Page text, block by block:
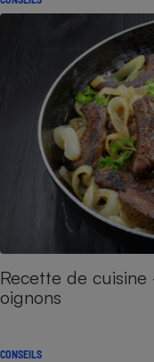
Recette de
oignons​​​​​​
CONSEILS